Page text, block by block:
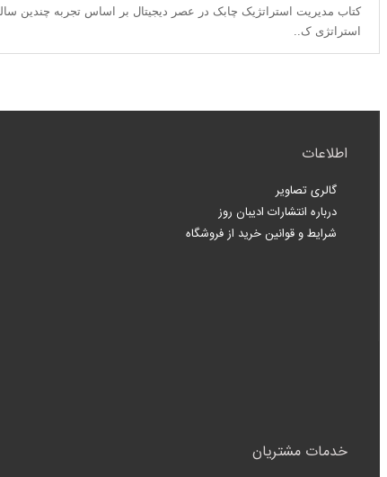
کتاب مدیریت استراتژیک چابک در عصر دیجیتال بر اساس تجربه چندین
استراتژی ک..
اطلاعات
گالری تصاویر
درباره انتشارات ادیبان روز
شرایط و قوانین خرید از فروشگاه
خدمات مشتریان